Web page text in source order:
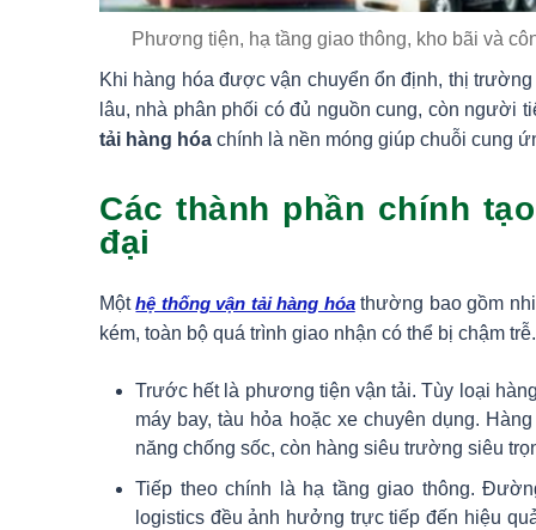
Phương tiện, hạ tầng giao thông, kho bãi và
Khi hàng hóa được vận chuyển ổn định, thị
lâu, nhà phân phối có đủ nguồn cung, còn người
tải hàng hóa chính là nền móng giúp chuỗi cung
Các thành phần chính
đại
Mộthệ thống vận tải hàng hóathường bao gồm
kém, toàn bộ quá trình giao nhận có thể bị chậm trễ.
Trước hết là phương tiện vận tải. Tùy loại
máy bay, tàu hỏa hoặc xe chuyên dụng.
năng chống sốc, còn hàng siêu trường siêu
Tiếp theo chính là hạ tầng giao thông.
logistics đều ảnh hưởng trực tiếp đến hiệu